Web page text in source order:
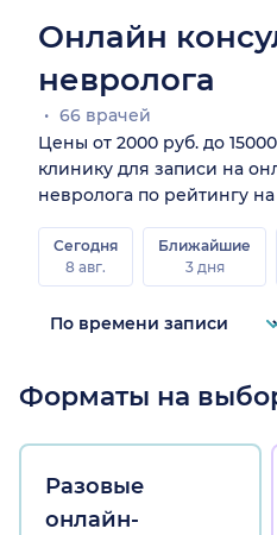
Онлайн
невролога
66 врачей
Цены от 2000 руб. до
клинику для записи на
невролога по рейтингу
Сегодня
8 авг.
Ближайшие
3 дня
Форматы на
Разовые
онлайн-